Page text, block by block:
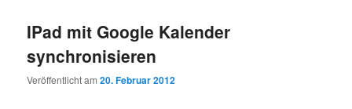
IPad mit Google Kalender
synchronisieren
Veröffentlicht am20. Februar 2012